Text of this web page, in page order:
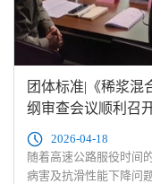
团体标准|《稀浆混
纲审查会议顺利召
2026-04-18
随着高速公路服役时间
病害及抗滑性能下降问